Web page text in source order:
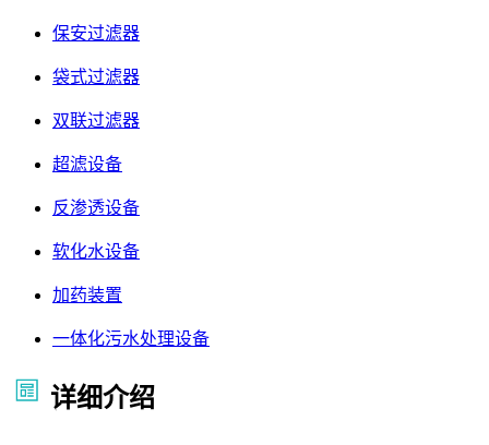
保安过滤器
袋式过滤器
双联过滤器
超滤设备
反渗透设备
软化水设备
加药装置
一体化污水处理设备
详细介绍